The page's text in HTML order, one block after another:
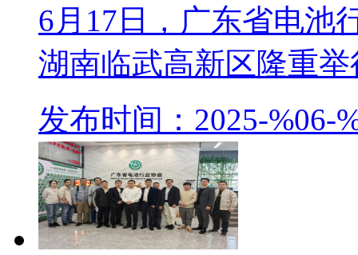
6月17日，广东省电池
湖南临武高新区隆重举
发布时间：2025-%06-